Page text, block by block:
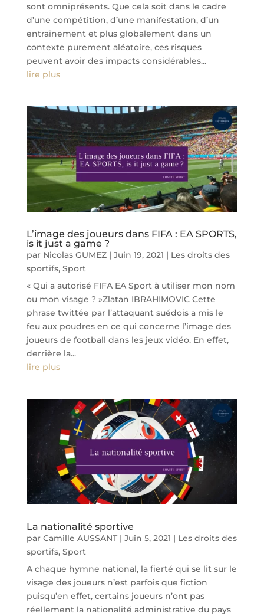
sont omniprésents. Que cela soit dans le cadre
d’une compétition, d’une manifestation, d’un
entraînement et plus globalement dans un
contexte purement aléatoire, ces risques
peuvent avoir des impacts considérables...
lire plus
L’image des joueurs dans FIFA : EA SPORTS,
is it just a game ?
par Nicolas GUMEZ| Juin 19, 2021 | Les droits des
sportifs, Sport
« Qui a autorisé FIFA EA Sport à utiliser mon nom
ou mon visage ? »Zlatan IBRAHIMOVIC Cette
phrase twittée par l’attaquant suédois a mis le
feu aux poudres en ce qui concerne l’image des
joueurs de football dans les jeux vidéo. En effet,
derrière la...
lire plus
La nationalité sportive
par Camille AUSSANT| Juin 5, 2021 | Les droits des
sportifs, Sport
A chaque hymne national, la fierté qui se lit sur le
visage des joueurs n’est parfois que fiction
puisqu’en effet, certains joueurs n’ont pas
réellement la nationalité administrative du pays